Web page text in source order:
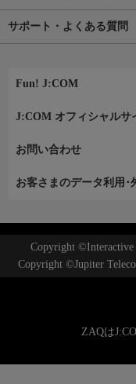
サポート・よくある質問
Fun! J:COM
J:COM オフィシャルサ
お問い合わせ
お客さまのデータ利用･
Copyright ©Interactive
Copyright ©Jupiter
ZAQは